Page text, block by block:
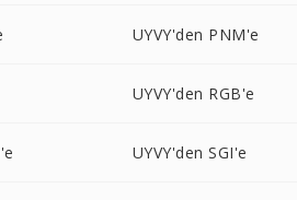
UYVY'den PNM'e
UYVY'den RGB'e
UYVY'den SGI'e